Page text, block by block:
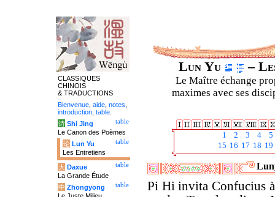
Lun Yu –
Le Maître échange
maximes avec ses
1 2 3 4
5
15 16 17 18 19
Pi Hi invita Confucius
CLASSIQUES
CHINOIS
& TRADUCTIONS
Bienvenue aide notes
introduction table
table
诗 Shi Jing
Le Canon des Poèmes
table
论 Lun Yu
Les Entretiens
table
大 Daxue
La Grande Étude
table
中 Zhongyong